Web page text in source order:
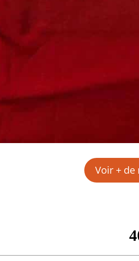
Voir +